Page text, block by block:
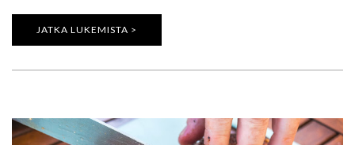
JATKA LUKEMISTA >